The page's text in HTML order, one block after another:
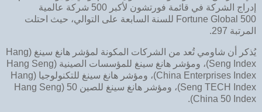
إدراج الشركة في قائمة فورتشون لأكبر 500 شركة عالمية
Fortune Global 500 للسنة السابعة على التوالي، حيث احتلت
المرتبة 297.
يُذكر أن شاومي تُعد من الشركات المكونة لمؤشر هانغ سينغ (Hang
Seng Index)، ومؤشر هانغ سينغ للمؤسسات الصينية (Hang Seng
China Enterprises Index)، ومؤشر هانغ سينغ للتكنولوجيا (Hang
Seng TECH Index)، ومؤشر هانغ سينغ للصين 50 (Hang Seng
China 50 Index).